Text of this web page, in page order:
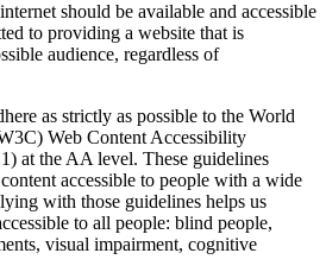
should be available and accessible
to providing a website that is
audience, regardless of
as strictly as possible to the World
Web Content Accessibility
at the AA level. These guidelines
accessible to people with a wide
with those guidelines helps us
to all people: blind people,
visual impairment, cognitive